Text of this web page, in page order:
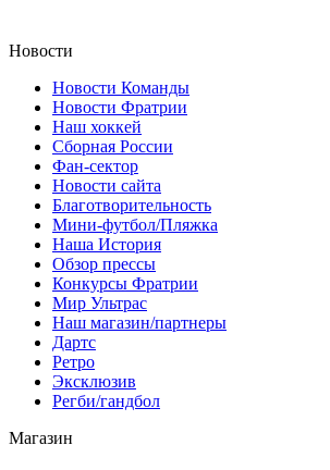
Новости
Новости Команды
Новости Фратрии
Наш хоккей
Сборная России
Фан-cектор
Новости сайта
Благотворительность
Мини-футбол/Пляжка
Наша История
Обзор прессы
Конкурсы Фратрии
Мир Ультрас
Наш магазин/партнеры
Дартс
Ретро
Эксклюзив
Регби/гандбол
Магазин